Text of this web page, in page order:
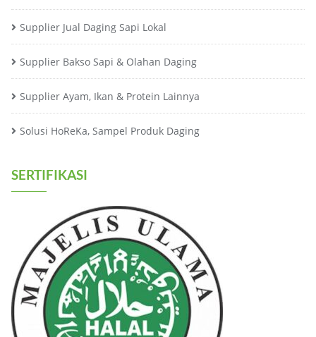
Supplier Jual Daging Sapi Lokal
Supplier Bakso Sapi & Olahan Daging
Supplier Ayam, Ikan & Protein Lainnya
Solusi HoReKa, Sampel Produk Daging
SERTIFIKASI